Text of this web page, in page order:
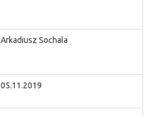
Arkadiusz Sochala
05.11.2019